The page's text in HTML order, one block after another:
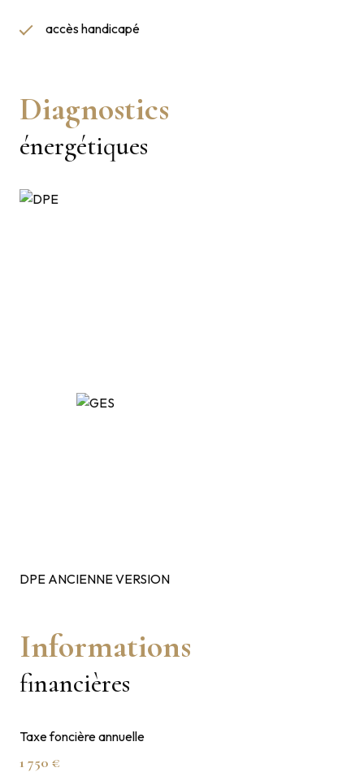
accès handicapé
Diagnostics
énergétiques
DPE ANCIENNE VERSION
Informations
financières
Taxe foncière annuelle
1 750 €